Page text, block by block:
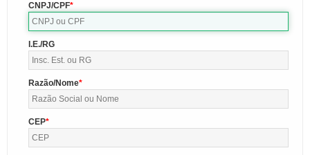
CNPJ/CPF
I.E./RG
Razão/Nome
CEP